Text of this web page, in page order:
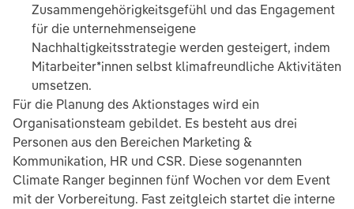
Zusammengehörigkeitsgefühl und das Engagement
für die unternehmenseigene
Nachhaltigkeitsstrategie werden gesteigert, indem
Mitarbeiter*innen selbst klimafreundliche Aktivitäten
umsetzen.
Für die Planung des Aktionstages wird ein
Organisationsteam gebildet. Es besteht aus drei
Personen aus den Bereichen Marketing &
Kommunikation, HR und CSR. Diese sogenannten
Climate Ranger beginnen fünf Wochen vor dem Event
mit der Vorbereitung. Fast zeitgleich startet die interne